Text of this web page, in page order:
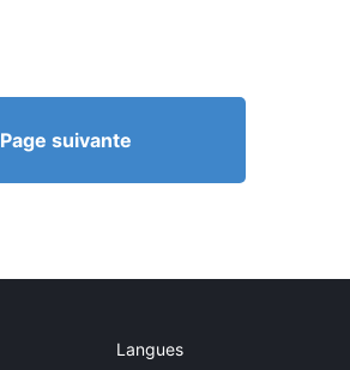
Page suivante
Langues